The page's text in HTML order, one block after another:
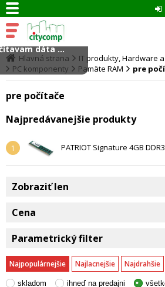
Hlavná strana
IT produkty, Hardware
PC komponenty
Pamäte RAM pre
pre počítače
Najpredávanejšie produkty
1
PATRIOT Signature 4GB DDR3
PC3-12800
Zobraziť len
Cena
Parametrický filter
Najpopulárnejšie Najlacnejšie Najdrahšie
skladom ihneď na predajni
dáta ...